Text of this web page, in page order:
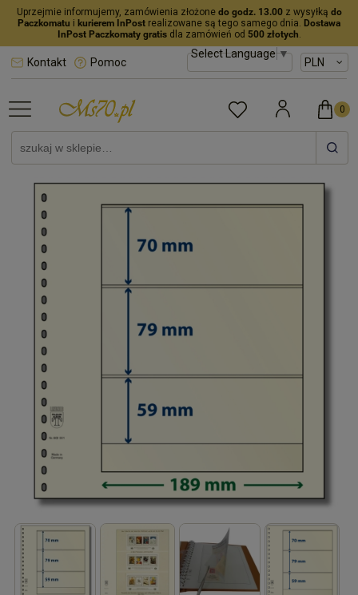
Uprzejmie informujemy, zamówienia złożone do godz. 13.00z wysyłką do
Paczkomatu i kurierem InPost realizowane są tego samego dnia. Dostawa
InPost Paczkomaty gratisdla zamówień od 500 złotych.
Select Language▼
Kontakt Pomoc